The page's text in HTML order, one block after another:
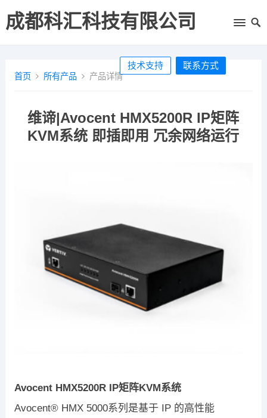
成都科汇科技有限公司
技术支持 联系方式
首页 所有产品 产品详情
维谛|Avocent HMX5200R IP矩阵
KVM系统 即插即用 冗余网络运行
Avocent HMX5200R IP矩阵KVM系统
Avocent® HMX 5000系列是基于 IP 的高性能